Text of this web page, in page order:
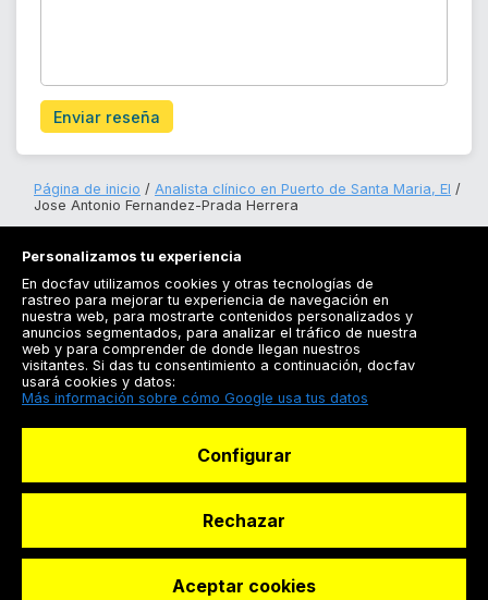
Enviar reseña
Página de inicio
Analista clínico en Puerto de Santa Maria, El
Jose Antonio Fernandez-Prada Herrera
Registrarse
Docfav
© Dashboard Technologies S.L
Personalizamos tu experiencia
En docfav utilizamos cookies y otras tecnologías de
rastreo para mejorar tu experiencia de navegación en
nuestra web, para mostrarte contenidos personalizados y
anuncios segmentados, para analizar el tráfico de nuestra
web y para comprender de donde llegan nuestros
visitantes. Si das tu consentimiento a continuación, docfav
usará cookies y datos:
Más información sobre cómo Google usa tus datos
Configurar
Rechazar
Aceptar cookies